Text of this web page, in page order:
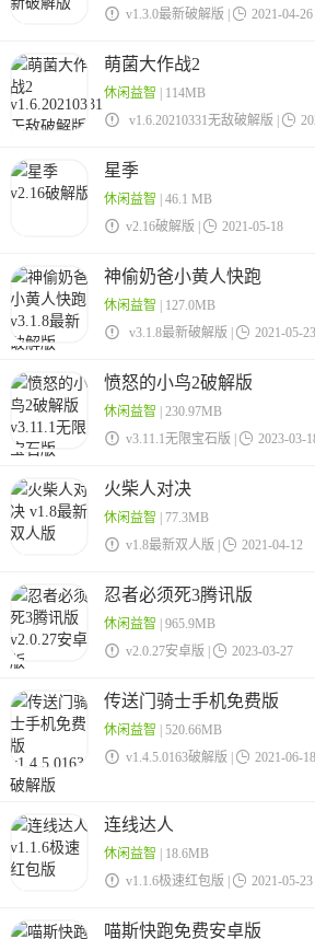
 v1.3.0最新破解版 |  2021-04-26
萌菌大作战2
休闲益智 | 114MB
 v1.6.20210331无敌破解版 | 
星季
休闲益智 | 46.1 MB
 v2.16破解版 |  2021-05-18
神偷奶爸小黄人快跑
休闲益智 | 127.0MB
 v3.1.8最新破解版 |  2021-05-23
愤怒的小鸟2破解版
休闲益智 | 230.97MB
 v3.11.1无限宝石版 |  2023-03-
火柴人对决
休闲益智 | 77.3MB
 v1.8最新双人版 |  2021-04-12
忍者必须死3腾讯版
休闲益智 | 965.9MB
 v2.0.27安卓版 |  2023-03-27
传送门骑士手机免费版
休闲益智 | 520.66MB
 v1.4.5.0163破解版 |  2021-06-18
连线达人
休闲益智 | 18.6MB
 v1.1.6极速红包版 |  2021-05-23
喵斯快跑免费安卓版